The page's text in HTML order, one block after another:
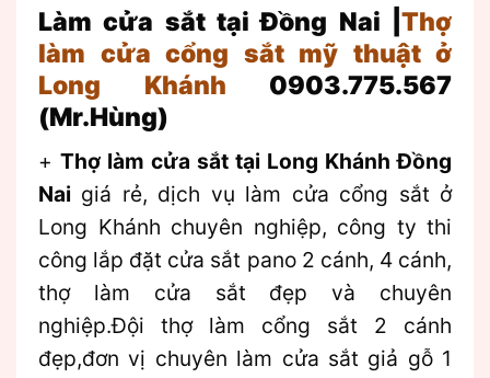
Làm cửa sắt tại Đồng Nai | Thợ
làm cửa cổng sắt mỹ thuật ở
Long Khánh 0903.775.567
(Mr.Hùng)
+ Thợ làm cửa sắt tại Long Khánh Đồng
Nai giá rẻ, dịch vụ làm cửa cổng sắt ở
Long Khánh chuyên nghiệp, công ty thi
công lắp đặt cửa sắt pano 2 cánh, 4 cánh,
thợ làm cửa sắt đẹp và chuyên
nghiệp.Đội thợ làm cổng sắt 2 cánh
đẹp,đơn vị chuyên làm cửa sắt giả gỗ 1